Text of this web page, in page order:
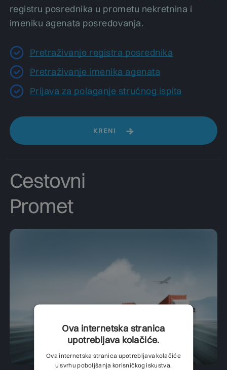
registru posrednika u prometu nekretnina i
imeniku agenata posredovanja.
Pretraživanje registra posrednika
Pretraživanje imenika agenata
Prijava za polaganje stručnog ispita
KRENI
Cestovni
Promet
Ova internetska stranica
upotrebljava kolačiće.
Ova internetska stranica upotrebljava kolačiće
u svrhu poboljšanja korisničkog iskustva.